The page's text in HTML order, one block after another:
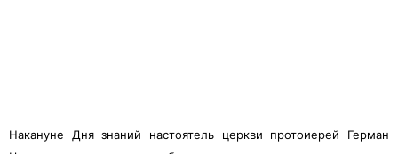
Накануне Дня знаний настоятель церкви протоиерей Герман